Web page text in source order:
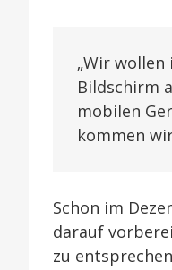
„Wir
Bildschirm
mobilen
kommen
Schon im
darauf
zu